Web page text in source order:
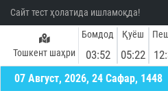
Сайт тест ҳолатида ишламоқда!
Тошкент шаҳри
Бомдод
03:52
Қуёш
05:22
07 Август, 2026, 24 Сафар, 1448